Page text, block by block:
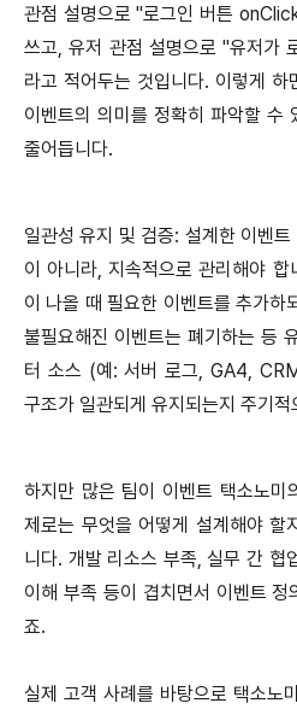
관점 설명으로 "로그인 버튼
쓰고, 유저 관점 설명으로 "유저가
라고 적어두는 것입니다. 이렇게
이벤트의 의미를 정확히 파악할 수
줄어듭니다.
일관성 유지 및 검증: 설계한 이벤
이 아니라, 지속적으로 관리해야
이 나올 때 필요한 이벤트를 추가하
불필요해진 이벤트는 폐기하는 등
터 소스 (예: 서버 로그, GA4,
구조가 일관되게 유지되는지 주기적
하지만 많은 팀이 이벤트 택소노미
제로는 무엇을 어떻게 설계해야 할
니다. 개발 리소스 부족, 실무 간 협
이해 부족 등이 겹치면서 이벤트 정
죠.
실제 고객 사례를 바탕으로 택소노